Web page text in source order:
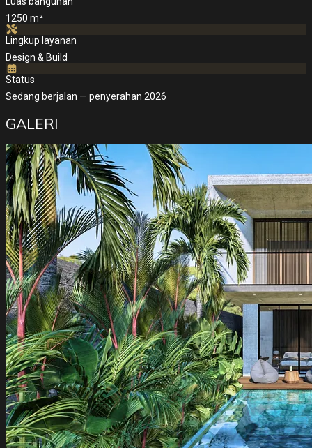
1250 m²
Lingkup layanan
Design & Build
Status
Sedang berjalan — penyerahan 2026
GALERI